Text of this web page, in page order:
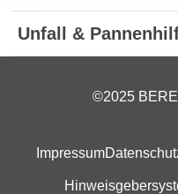
Unfall &
©2025
Impressum